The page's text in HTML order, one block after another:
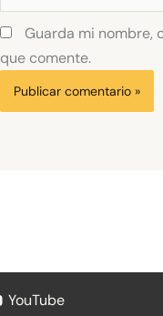
Guarda mi nombre,
que comente.
YouTube